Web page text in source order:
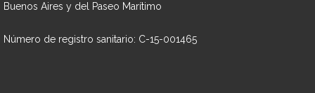
Buenos Aires y del Paseo Marítimo
Número de registro sanitario: C-15-001465